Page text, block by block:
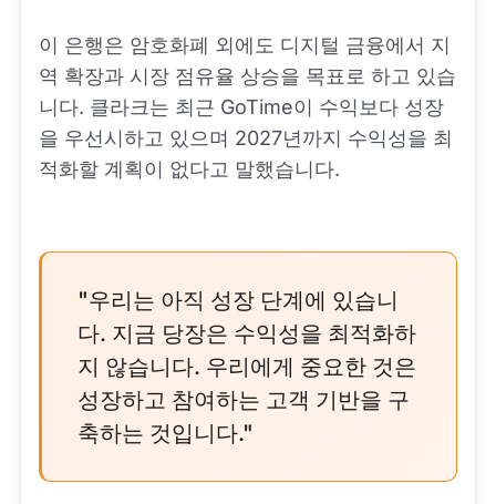
이 은행은 암호화폐 외에도 디지털 금융에서 지
역 확장과 시장 점유율 상승을 목표로 하고 있습
니다. 클라크는 최근 GoTime이 수익보다 성장
을 우선시하고 있으며 2027년까지 수익성을 최
적화할 계획이 없다고 말했습니다.
"우리는 아직 성장 단계에 있습니
다. 지금 당장은 수익성을 최적화하
지 않습니다. 우리에게 중요한 것은
성장하고 참여하는 고객 기반을 구
축하는 것입니다."